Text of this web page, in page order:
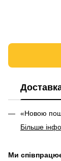
«Новою
Більше
Ми